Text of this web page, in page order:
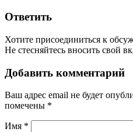
Ответить
Хотите присоединиться к
Не стесняйтесь вносить свой
Добавить комментарий
Ваш адрес email не будет
помечены *
Имя *